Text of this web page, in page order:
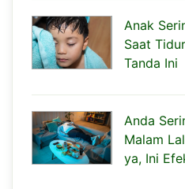
Anak
Saat
Tanda Ini
Anda
Malam
ya, Ini